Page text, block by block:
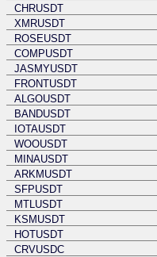
CHRUSDT
XMRUSDT
ROSEUSDT
COMPUSDT
JASMYUSDT
FRONTUSDT
ALGOUSDT
BANDUSDT
IOTAUSDT
WOOUSDT
MINAUSDT
ARKMUSDT
SFPUSDT
MTLUSDT
KSMUSDT
HOTUSDT
CRVUSDC